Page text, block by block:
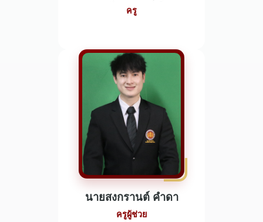
ครู
นายสงกรานต์ คำดา
ครูผู้ช่วย